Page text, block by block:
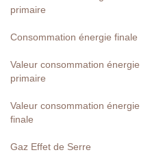
primaire
Consommation énergie finale
Valeur consommation énergie
primaire
Valeur consommation énergie
finale
Gaz Effet de Serre